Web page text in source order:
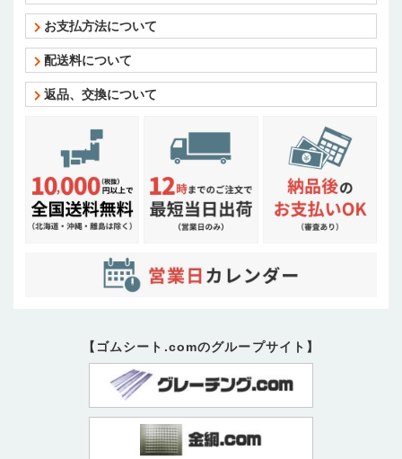
お支払方法について
配送料について
返品、交換について
【ゴムシート.comのグループサイト】